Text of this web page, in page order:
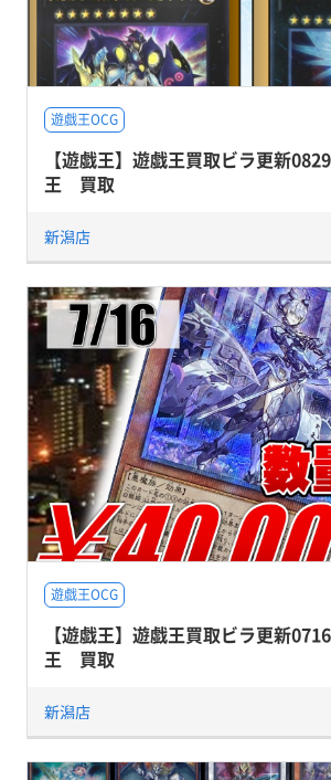
遊戯王OCG
【遊戯王】遊戯王買取ビラ更新
王 買取
新潟店
遊戯王OCG
【遊戯王】遊戯王買取ビラ更新
王 買取
新潟店